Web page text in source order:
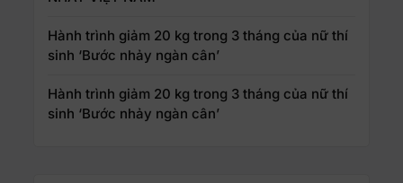
Hành trình giảm 20 kg trong 3 tháng của nữ thí
sinh ‘Bước nhảy ngàn cân’
Hành trình giảm 20 kg trong 3 tháng của nữ thí
sinh ‘Bước nhảy ngàn cân’